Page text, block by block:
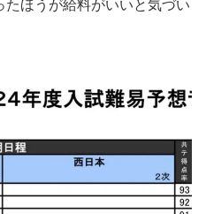
ほうが給料がいいと気づい